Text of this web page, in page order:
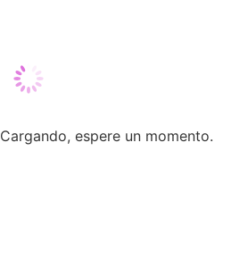
Cargando, espere un momento.